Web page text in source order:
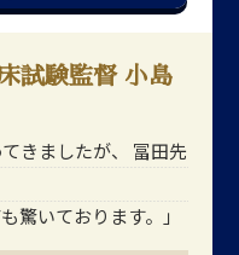
試験監督 小島
きましたが、
冨田先
驚いております。」